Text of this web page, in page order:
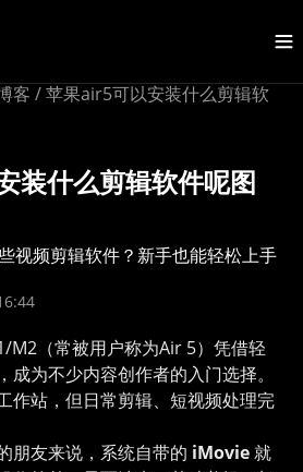
客 / 苹果air5可以安装什么剪辑软
装什么剪辑软件呢图
视频剪辑软件？新手也能轻松上手
M2（常被用户称为Air 5）凭借轻
成为不少内容创作者的入门选择。
作站，但日常剪辑、短视频处理完
朋友来说，系统自带的 iMovie就